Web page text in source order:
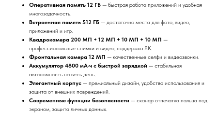
Оперативная память 12 ГБ — быстрая работа приложений и удобная
многозадачность.
Встроенная память 512 ГБ — достаточно места для фото, видео,
приложений и игр.
Квадрокамера 200 МП + 12 МП + 10 МП + 10 МП —
профессиональные снимки и видео, поддержка 8K.
Фронтальная камера 12 МП — качественные селфи и видеозвонки.
Аккумулятор 4800 мА·ч с быстрой зарядкой — стабильная
автономность на весь день.
Элегантный корпус — премиальный дизайн, удобство использования и
защита от внешних повреждений.
Современные функции безопасности — сканер отпечатка пальца под
экраном, защита личных данных.